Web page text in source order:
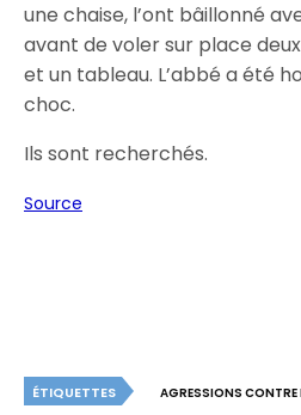
une chaise, l’ont bâillonné
avant de voler sur place
et un tableau. L’abbé a été
choc.
Ils sont recherchés.
Source
ÉTIQUETTES
AGRESSIONS CONTRE